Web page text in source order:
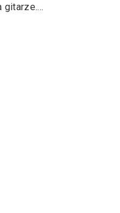
gitarze.…